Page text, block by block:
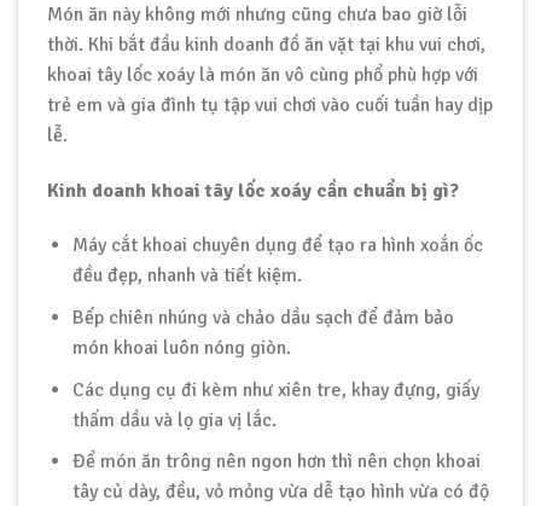
Món ăn này không mới nhưng cũng chưa bao giờ lỗi
thời. Khi bắt đầu kinh doanh đồ ăn vặt tại khu vui chơi,
khoai tây lốc xoáy là món ăn vô cùng phổ phù hợp với
trẻ em và gia đình tụ tập vui chơi vào cuối tuần hay dịp
lễ.
Kinh doanh khoai tây lốc xoáy cần chuẩn bị gì?
Máy cắt khoai chuyên dụng để tạo ra hình xoắn ốc
đều đẹp, nhanh và tiết kiệm.
Bếp chiên nhúng và chảo dầu sạch để đảm bảo
món khoai luôn nóng giòn.
Các dụng cụ đi kèm như xiên tre, khay đựng, giấy
thấm dầu và lọ gia vị lắc.
Để món ăn trông nên ngon hơn thì nên chọn khoai
tây củ dày, đều, vỏ mỏng vừa dễ tạo hình vừa có độ